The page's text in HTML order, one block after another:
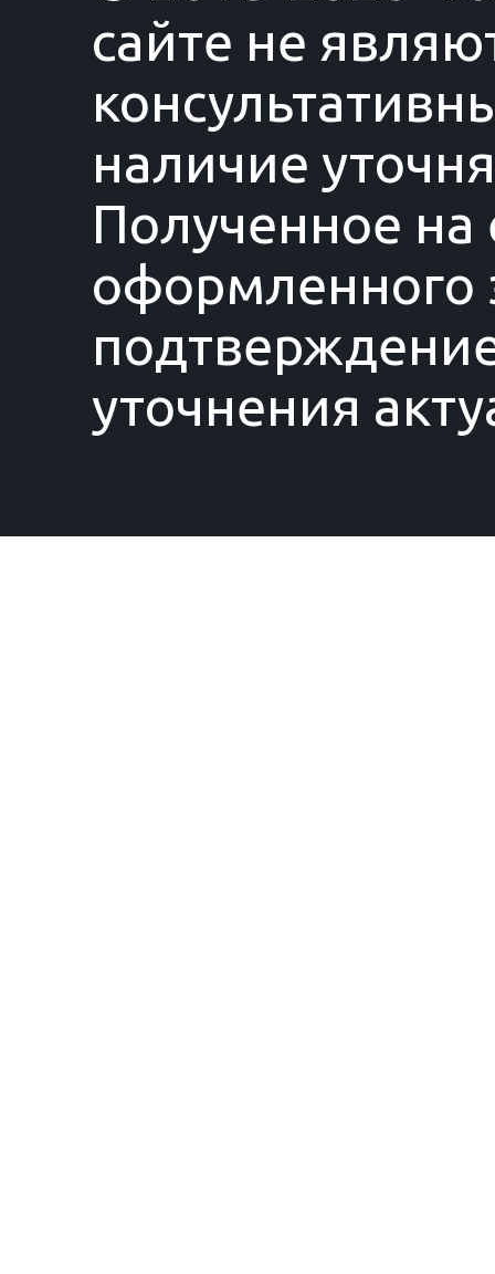
сайте не
наличие
Полученное на
оформленного
уточнения